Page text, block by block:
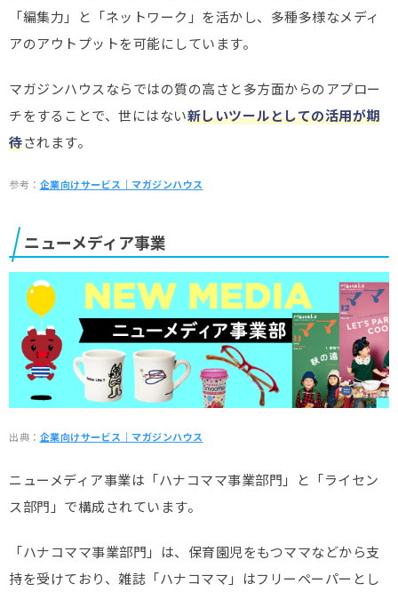
「編集力」と「ネットワーク」を活かし、多種多様なメディ
アのアウトプットを可能にしています。
マガジンハウスならではの質の高さと多方面からのアプロー
チをすることで、世にはない新しいツールとしての活用が期
待されます。
参考： 企業向けサービス｜マガジンハウス
ニューメディア事業
出典： 企業向けサービス｜マガジンハウス
ニューメディア事業は「ハナコママ事業部門」と「ライセン
ス部門」で構成されています。
「ハナコママ事業部門」は、保育園児をもつママなどから支
持を受けており、雑誌「ハナコママ」はフリーペーパーとし